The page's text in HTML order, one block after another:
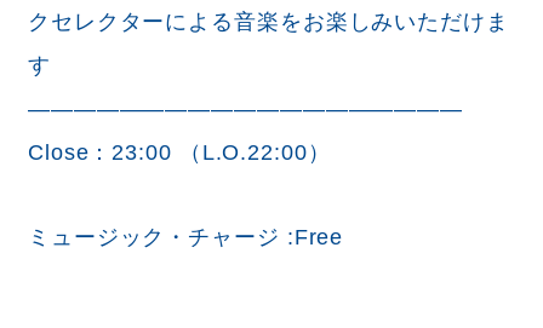
クセレクターによる音楽をお楽しみいただけま
す
———————————————————
Close：23:00 （L.O.22:00）
ミュージック・チャージ :Free